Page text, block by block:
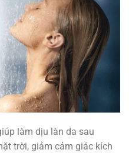
làm dịu làn da sau
trời, giảm cảm giác kích